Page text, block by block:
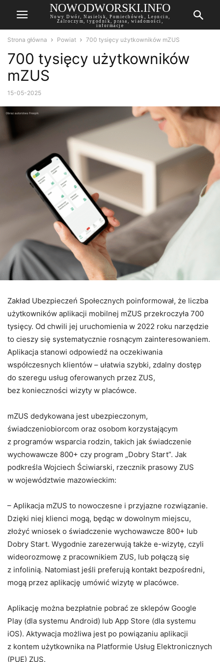
NOWODWORSKI.INFO
Nowy Dwór, Nasielsk, Pomiechówek, Leoncin,
Zalroczym, tygodnik, prasa, wiadomości,
informacje
Strona główna Powiat 700 tysięcy użytkowników mZUS
700 tysięcy użytkowników
mZUS
15-05-2025
Zakład Ubezpieczeń Społecznych poinformował, że liczba
użytkowników aplikacji mobilnej mZUS przekroczyła 700
tysięcy. Od chwili jej uruchomienia w 2022 roku narzędzie
to cieszy się systematycznie rosnącym zainteresowaniem.
Aplikacja stanowi odpowiedź na oczekiwania
współczesnych klientów – ułatwia szybki, zdalny dostęp
do szeregu usług oferowanych przez ZUS,
bez konieczności wizyty w placówce.
mZUS dedykowana jest ubezpieczonym,
świadczeniobiorcom oraz osobom korzystającym
z programów wsparcia rodzin, takich jak świadczenie
wychowawcze 800+ czy program „Dobry Start”. Jak
podkreśla Wojciech Ściwiarski, rzecznik prasowy ZUS
w województwie mazowieckim:
– Aplikacja mZUS to nowoczesne i przyjazne rozwiązanie.
Dzięki niej klienci mogą, będąc w dowolnym miejscu,
złożyć wniosek o świadczenie wychowawcze 800+ lub
Dobry Start. Wygodnie zarezerwują także e-wizytę, czyli
wideorozmowę z pracownikiem ZUS, lub połączą się
z infolinią. Natomiast jeśli preferują kontakt bezpośredni,
mogą przez aplikację umówić wizytę w placówce.
Aplikację można bezpłatnie pobrać ze sklepów Google
Play (dla systemu Android) lub App Store (dla systemu
iOS). Aktywacja możliwa jest po powiązaniu aplikacji
z kontem użytkownika na Platformie Usług Elektronicznych
(PUE) ZUS.